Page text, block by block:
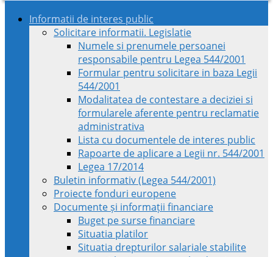
Informatii de interes public
Solicitare informatii. Legislatie
Numele si prenumele persoanei
responsabile pentru Legea 544/2001
Formular pentru solicitare in baza Legii
544/2001
Modalitatea de contestare a deciziei si
formularele aferente pentru reclamatie
administrativa
Lista cu documentele de interes public
Rapoarte de aplicare a Legii nr. 544/2001
Legea 17/2014
Buletin informativ (Legea 544/2001)
Proiecte fonduri europene
Documente și informații financiare
Buget pe surse financiare
Situatia platilor
Situatia drepturilor salariale stabilite